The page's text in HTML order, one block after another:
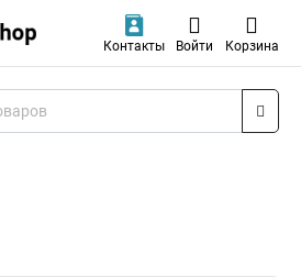
Контакты Войти Корзина